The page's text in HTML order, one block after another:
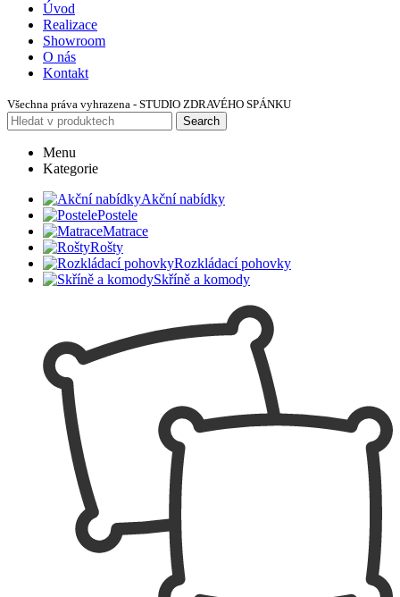
Úvod
Realizace
Showroom
O nás
Kontakt
Všechna práva vyhrazena - STUDIO ZDRAVÉHO SPÁNKU
Search
Menu
Kategorie
Akční nabídky
Postele
Matrace
Rošty
Rozkládací pohovky
Skříně a komody